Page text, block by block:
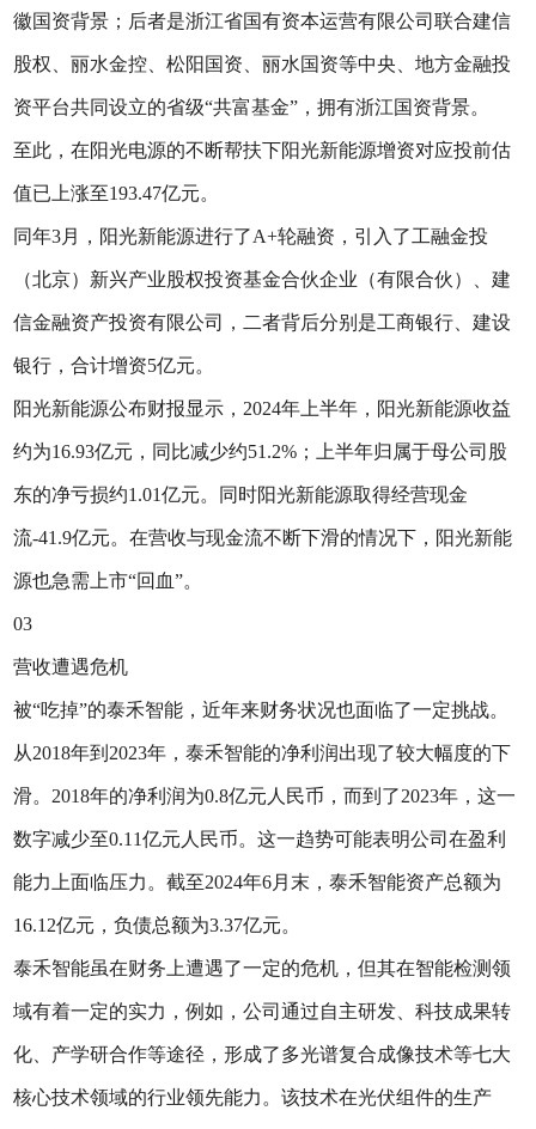
徽国资背景；后者是浙江省国有资本运营有限公司联合建信
股权、丽水金控、松阳国资、丽水国资等中央、地方金融投
资平台共同设立的省级“共富基金”，拥有浙江国资背景。
至此，在阳光电源的不断帮扶下阳光新能源增资对应投前估
值已上涨至193.47亿元。
同年3月，阳光新能源进行了A+轮融资，引入了工融金投
（北京）新兴产业股权投资基金合伙企业（有限合伙）、建
信金融资产投资有限公司，二者背后分别是工商银行、建设
银行，合计增资5亿元。
阳光新能源公布财报显示，2024年上半年，阳光新能源收益
约为16.93亿元，同比减少约51.2%；上半年归属于母公司股
东的净亏损约1.01亿元。同时阳光新能源取得经营现金
流-41.9亿元。在营收与现金流不断下滑的情况下，阳光新能
源也急需上市“回血”。
03
营收遭遇危机
被“吃掉”的泰禾智能，近年来财务状况也面临了一定挑战。
从2018年到2023年，泰禾智能的净利润出现了较大幅度的下
滑。2018年的净利润为0.8亿元人民币，而到了2023年，这一
数字减少至0.11亿元人民币。这一趋势可能表明公司在盈利
能力上面临压力。截至2024年6月末，泰禾智能资产总额为
16.12亿元，负债总额为3.37亿元。
泰禾智能虽在财务上遭遇了一定的危机，但其在智能检测领
域有着一定的实力，例如，公司通过自主研发、科技成果转
化、产学研合作等途径，形成了多光谱复合成像技术等七大
核心技术领域的行业领先能力。该技术在光伏组件的生产